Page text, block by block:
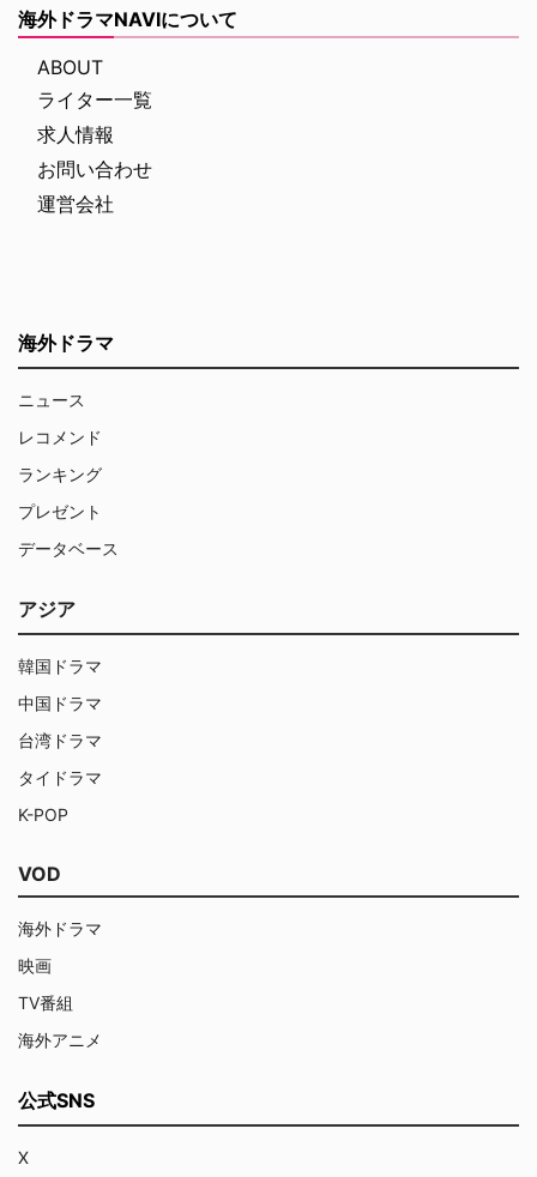
海外ドラマNAVIについて
ABOUT
ライター一覧
求人情報
お問い合わせ
運営会社
海外ドラマ
ニュース
レコメンド
ランキング
プレゼント
データベース
アジア
韓国ドラマ
中国ドラマ
台湾ドラマ
タイドラマ
K-POP
VOD
海外ドラマ
映画
TV番組
海外アニメ
公式SNS
X